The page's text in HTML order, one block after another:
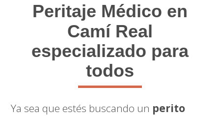
Peritaje Médico en
Camí Real
especializado para
todos
Ya sea que estés buscando un perito